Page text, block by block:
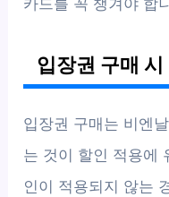
카드를 꼭 챙겨야 합
입장권 구매 시
입장권 구매는 비엔
는 것이 할인 적용에
인이 적용되지 않는